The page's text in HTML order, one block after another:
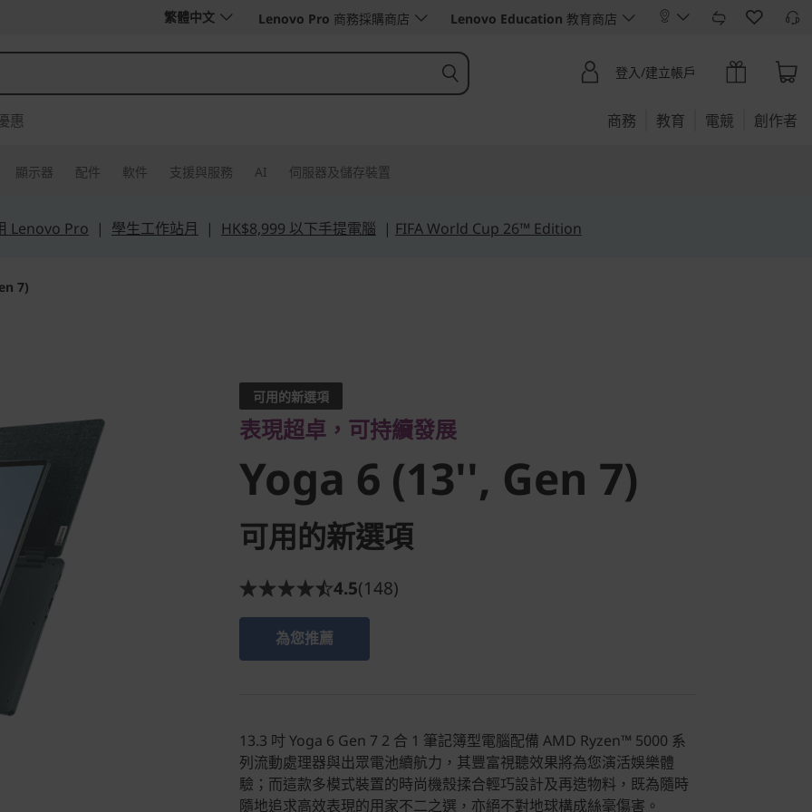
繁體中文 Lenovo Pro 商務採購商店 Lenovo Education 教育商店
登入/建立帳戶
惠 商務 教育 電競 創作者
顯示器 配件 軟件 支援與服務 AI 伺服器及儲存裝置
Lenovo Pro | 學生工作站月 | HK$8,999 以下手提電腦 | FIFA World Cup 26™ Edition
7)
Yoga 6 (13'', Gen
7)
可用的新選項
表現超卓，可持續發展
Yoga 6 (13'', Gen 7)
可用的新選項
4.5(148)
為您推薦
13.3 吋 Yoga 6 Gen 7 2 合 1 筆記簿型電腦配備 AMD Ryzen™ 5000 系
列流動處理器與出眾電池續航力，其豐富視聽效果將為您演活娛樂體
驗；而這款多模式裝置的時尚機殼揉合輕巧設計及再造物料，既為隨時
隨地追求高效表現的用家不二之選，亦絕不對地球構成絲毫傷害。